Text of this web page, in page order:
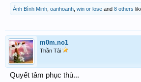
Ánh Bình Minh oanhoanh win or lose and 8 others
m0m.no1
Thần Tài
Quyết tâm phục thù...